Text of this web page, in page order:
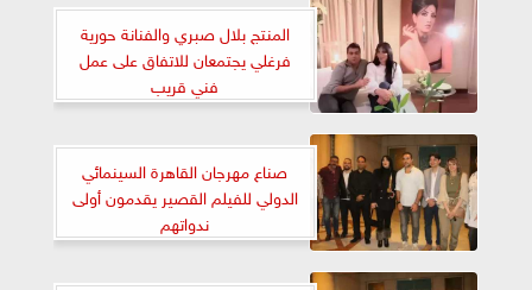
المنتج بلال صبري والفنانة حورية
فرغلي يجتمعان للاتفاق على عمل
فني قريب
صناع مهرجان القاهرة السينمائي
الدولي للفيلم القصير يقدمون أولى
ندواتهم